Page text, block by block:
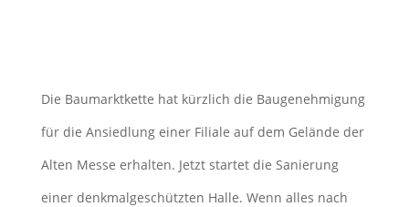
Die Baumarktkette hat kürzlich die Baugenehmigung
für die Ansiedlung einer Filiale auf dem Gelände der
Alten Messe erhalten. Jetzt startet die Sanierung
einer denkmalgeschützten Halle. Wenn alles nach